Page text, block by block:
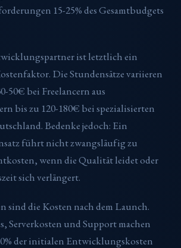
15-25% des Gesamtbudgets
ist letztlich ein
Die Stundensätze variieren
50€ bei Freelancern aus
bis zu 120-180€ bei spezialisierten
Bedenke jedoch: Ein
führt nicht zwangsläufig zu
wenn die Qualität leidet oder
sich verlängert.
sind die Kosten nach dem Launch.
Serverkosten und Support machen
der initialen Entwicklungskosten